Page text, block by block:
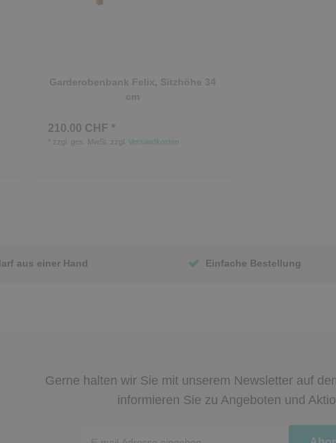
Garderobenbank Felix, Sitzhöhe 34
cm
210.00 CHF *
zzgl. ges. MwSt. zzgl. Versandkosten
aus einer Hand Einfache Bestellung
Gerne halten wir Sie mit unserem Newsletter auf
informieren Sie zu Angeboten und